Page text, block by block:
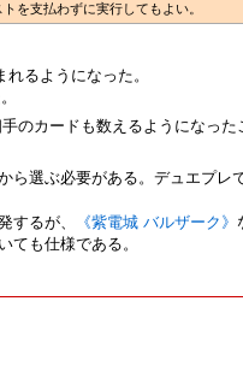
を支払わずに実行してもよい。
るようになった。
のカードも数えるようになった
選ぶ必要がある。デュエプ
するが、 《紫電城 バルザーク》
ても仕様である。